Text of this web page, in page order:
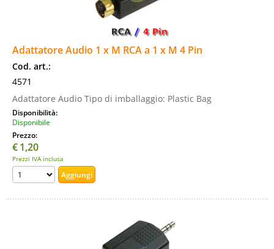
Adattatore Audio 1 x M RCA a 1 x M 4 Pin
Cod. art.:
4571
Adattatore Audio Tipo di imballaggio: Plastic Bag
Disponibilità:
Disponibile
Prezzo:
€1,20
Prezzi IVA inclusa